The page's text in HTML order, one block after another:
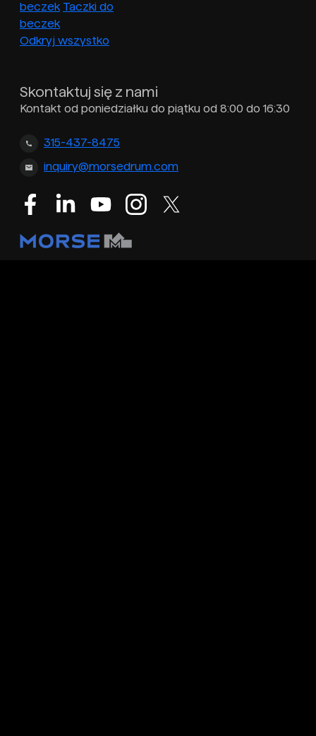
beczek Taczki do
beczek
Odkryj wszystko
Skontaktuj się z nami
Kontakt od poniedziałku do piątku od 8:00 do 16:30
315-437-8475
inquiry@morsedrum.com